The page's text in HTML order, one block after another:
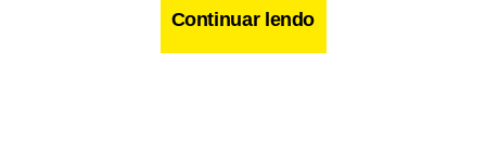
Continuar lendo